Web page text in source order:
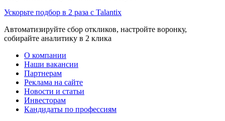
Ускорьте подбор в 2 раза с Talantix
Автоматизируйте сбор откликов, настройте воронку,
собирайте аналитику в 2 клика
О компании
Наши вакансии
Партнерам
Реклама на сайте
Новости и статьи
Инвесторам
Кандидаты по профессиям